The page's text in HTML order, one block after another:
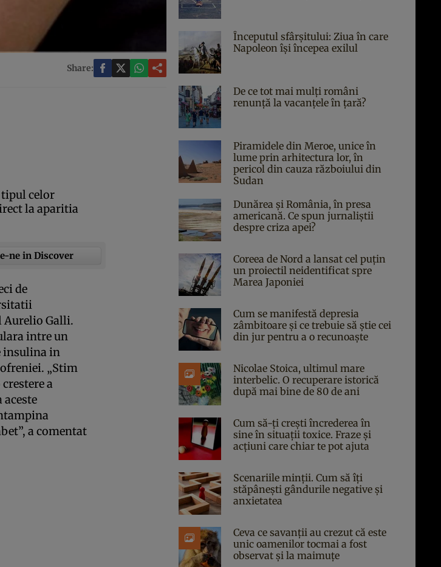
Share:
celor
la aparitia
ne in Discover
de
Aurelio Galli.
intre un
insulina in
„Stim
a
a comentat
Începutul sfârşitului: Ziua în care
Napoleon îşi începea exilul
De ce tot mai mulți români
renunță la vacanțele în țară?
Piramidele din Meroe, unice în
lume prin arhitectura lor, în
pericol din cauza războiului din
Sudan
Dunărea și România, în presa
americană. Ce spun jurnaliștii
despre criza apei?
Coreea de Nord a lansat cel puțin
un proiectil neidentificat spre
Marea Japoniei
Cum se manifestă depresia
zâmbitoare și ce trebuie să știe cei
din jur pentru a o recunoaște
Nicolae Stoica, ultimul mare
interbelic. O recuperare istorică
după mai bine de 80 de ani
Cum să-ți crești încrederea în
sine în situații toxice. Fraze și
acțiuni care chiar te pot ajuta
Scenariile minții. Cum să îți
stăpânești gândurile negative și
anxietatea
Ceva ce savanții au crezut că este
unic oamenilor tocmai a fost
observat și la maimuțe